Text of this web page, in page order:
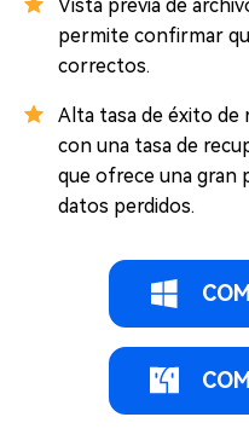
Vista previa de
permite confirmar
correctos.
Alta tasa de éxito de
con una tasa de
que ofrece una gran
datos perdidos.